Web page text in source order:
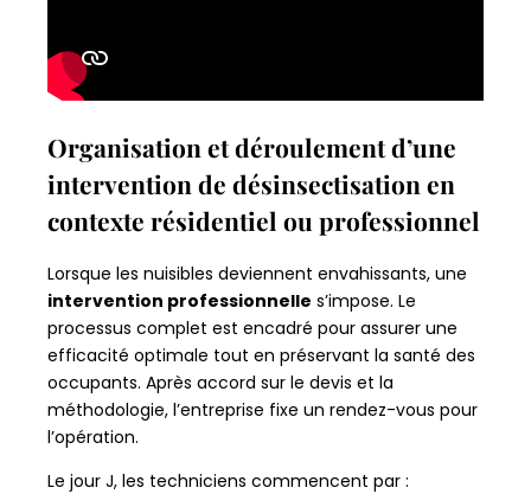
Organisation et déroulement d’une
intervention de désinsectisation en
contexte résidentiel ou professionnel
Lorsque les nuisibles deviennent envahissants, une
intervention professionnelle s’impose. Le
processus complet est encadré pour assurer une
efficacité optimale tout en préservant la santé des
occupants. Après accord sur le devis et la
méthodologie, l’entreprise fixe un rendez-vous pour
l’opération.
Le jour J, les techniciens commencent par :